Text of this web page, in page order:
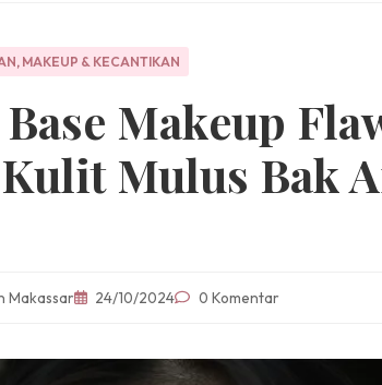
, MAKEUP & KECANTIKAN
Makeup
Mulus Bak
Makassar 24/10/2024 0 Komentar